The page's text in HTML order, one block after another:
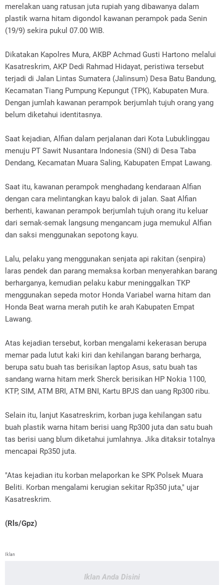
merelakan uang ratusan juta rupiah yang dibawanya dalam
plastik warna hitam digondol kawanan perampok pada Senin
(19/9) sekira pukul 07.00 WIB.
Dikatakan Kapolres Mura, AKBP Achmad Gusti Hartono melalui
Kasatreskrim, AKP Dedi Rahmad Hidayat, peristiwa tersebut
terjadi di Jalan Lintas Sumatera (Jalinsum) Desa Batu Bandung,
Kecamatan Tiang Pumpung Kepungut (TPK), Kabupaten Mura.
Dengan jumlah kawanan perampok berjumlah tujuh orang yang
belum diketahui identitasnya.
Saat kejadian, Alfian dalam perjalanan dari Kota Lubuklinggau
menuju PT Sawit Nusantara Indonesia (SNI) di Desa Taba
Dendang, Kecamatan Muara Saling, Kabupaten Empat Lawang.
Saat itu, kawanan perampok menghadang kendaraan Alfian
dengan cara melintangkan kayu balok di jalan. Saat Alfian
berhenti, kawanan perampok berjumlah tujuh orang itu keluar
dari semak-semak langsung mengancam juga memukul Alfian
dan saksi menggunakan sepotong kayu.
Lalu, pelaku yang menggunakan senjata api rakitan (senpira)
laras pendek dan parang memaksa korban menyerahkan barang
berharganya, kemudian pelaku kabur meninggalkan TKP
menggunakan sepeda motor Honda Variabel warna hitam dan
Honda Beat warna merah putih ke arah Kabupaten Empat
Lawang.
Atas kejadian tersebut, korban mengalami kekerasan berupa
memar pada lutut kaki kiri dan kehilangan barang berharga,
berupa satu buah tas berisikan laptop Asus, satu buah tas
sandang warna hitam merk Sherck berisikan HP Nokia 1100,
KTP, SIM, ATM BRI, ATM BNI, Kartu BPJS dan uang Rp300 ribu.
Selain itu, lanjut Kasatreskrim, korban juga kehilangan satu
buah plastik warna hitam berisi uang Rp300 juta dan satu buah
tas berisi uang blum diketahui jumlahnya. Jika ditaksir totalnya
mencapai Rp350 juta.
"Atas kejadian itu korban melaporkan ke SPK Polsek Muara
Beliti. Korban mengalami kerugian sekitar Rp350 juta," ujar
Kasatreskrim.
(Rls/Gpz)
Iklan
Iklan Anda Disini